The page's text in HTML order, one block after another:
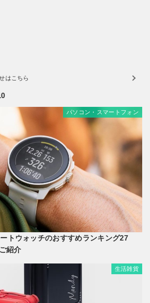
はこちら
パソコン・スマートフォン
ートウォッチのおすすめランキング27
紹介
生活雑貨